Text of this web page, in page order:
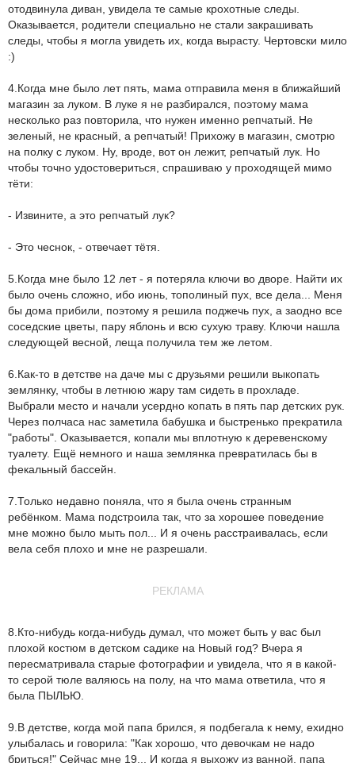
отодвинула диван, увидела те самые крохотные следы.
Оказывается, родители специально не стали закрашивать
следы, чтобы я могла увидеть их, когда вырасту. Чертовски мило
:)
4.Когда мне было лет пять, мама отправила меня в ближайший
магазин за луком. В луке я не разбирался, поэтому мама
несколько раз повторила, что нужен именно репчатый. Не
зеленый, не красный, а репчатый! Прихожу в магазин, смотрю
на полку с луком. Ну, вроде, вот он лежит, репчатый лук. Но
чтобы точно удостовериться, спрашиваю у проходящей мимо
тёти:
- Извините, а это репчатый лук?
- Это чеснок, - отвечает тётя.
5.Когда мне было 12 лет - я потеряла ключи во дворе. Найти их
было очень сложно, ибо июнь, тополиный пух, все дела... Меня
бы дома прибили, поэтому я решила поджечь пух, а заодно все
соседские цветы, пару яблонь и всю сухую траву. Ключи нашла
следующей весной, леща получила тем же летом.
6.Как-то в детстве на даче мы с друзьями решили выкопать
землянку, чтобы в летнюю жару там сидеть в прохладе.
Выбрали место и начали усердно копать в пять пар детских рук.
Через полчаса нас заметила бабушка и быстренько прекратила
"работы". Оказывается, копали мы вплотную к деревенскому
туалету. Ещё немного и наша землянка превратилась бы в
фекальный бассейн.
7.Только недавно поняла, что я была очень странным
ребёнком. Мама подстроила так, что за хорошее поведение
мне можно было мыть пол... И я очень расстраивалась, если
вела себя плохо и мне не разрешали.
РЕКЛАМА
8.Кто-нибудь когда-нибудь думал, что может быть у вас был
плохой костюм в детском садике на Новый год? Вчера я
пересматривала старые фотографии и увидела, что я в какой-
то серой тюле валяюсь на полу, на что мама ответила, что я
была ПЫЛЬЮ.
9.В детстве, когда мой папа брился, я подбегала к нему, ехидно
улыбалась и говорила: "Как хорошо, что девочкам не надо
бриться!" Сейчас мне 19... И когда я выхожу из ванной, папа